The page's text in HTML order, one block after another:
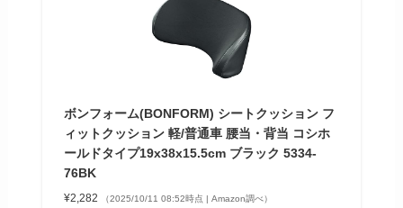
ボンフォーム(BONFORM) シートクッション フ
ィットクッション 軽/普通車 腰当・背当 コシホ
ールドタイプ19x38x15.5cm ブラック 5334-
76BK
¥2,282 （2025/10/11 08:52時点 | Amazon調べ）